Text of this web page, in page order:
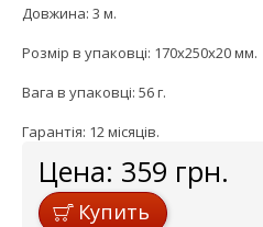
Довжина: 3 м.
Розмір в упаковці: 170x250x20 мм.
Вага в упаковці: 56 г.
Гарантія: 12 місяців.
Цена: 359 грн.
Купить